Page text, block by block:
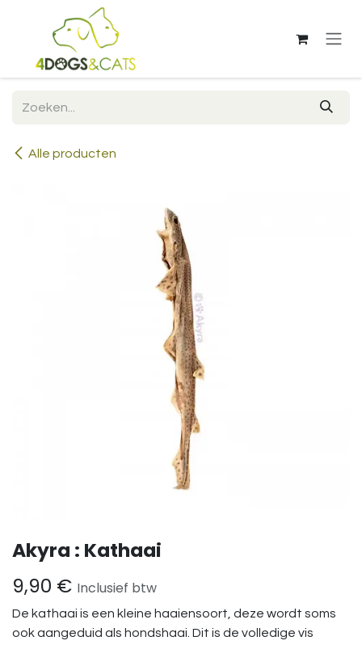
Overslaan naar inhoud
Alle producten
Akyra : Kathaai
9,90 € Inclusief btw
De kathaai is een kleine haaiensoort, deze wordt soms
ook aangeduid als hondshaai. Dit is de volledige vis